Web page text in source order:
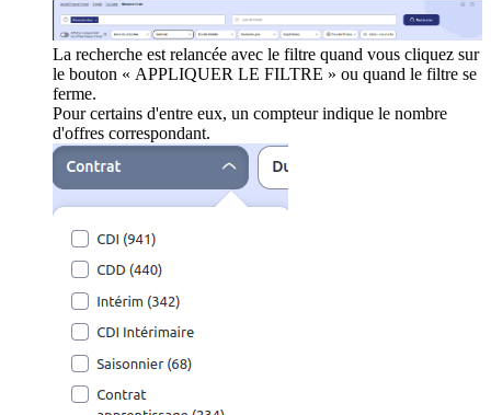
La recherche est relancée avec le filtre quand vous cliquez sur
le bouton « APPLIQUER LE FILTRE » ou quand le filtre se
ferme.
Pour certains d'entre eux, un compteur indique le nombre
d'offres correspondant.